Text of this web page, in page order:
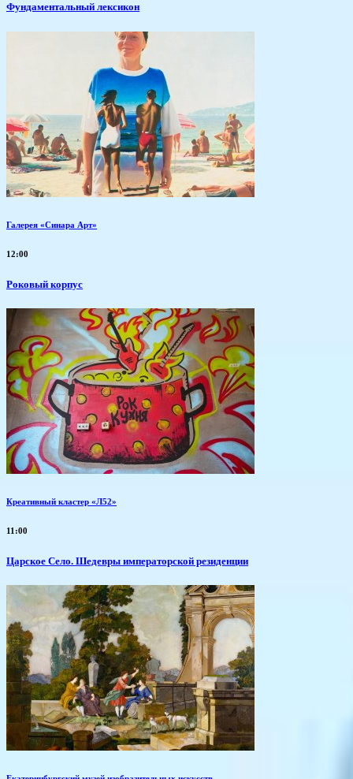
Фундаментальный лексикон
Галерея «Синара Арт»
12:00
Роковый корпус
Креативный кластер «Л52»
11:00
Царское Село. Шедевры императорской резиденции